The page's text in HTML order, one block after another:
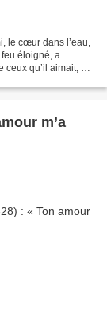
le cœur dans l’eau,
éloigné, a
ceux qu’il aimait, a
m’a